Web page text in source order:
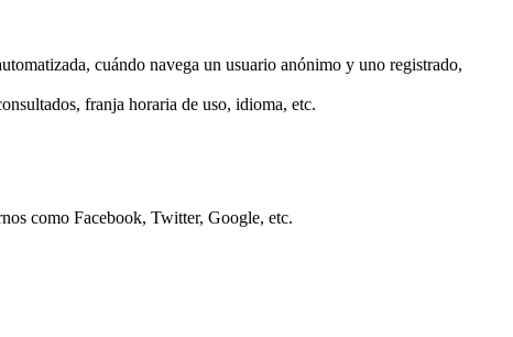
cuándo navega un usuario anónimo y uno registrado,
franja horaria de uso, idioma, etc.
como Facebook, Twitter, Google, etc.